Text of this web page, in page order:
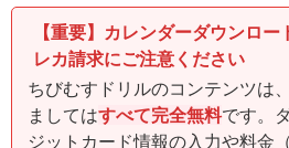
【重要】カレンダーダウンロ
レカ請求にご注意ください
ちびむすドリルのコンテンツは
ましてはすべて完全無料です。
ジットカード情報の入力や料金